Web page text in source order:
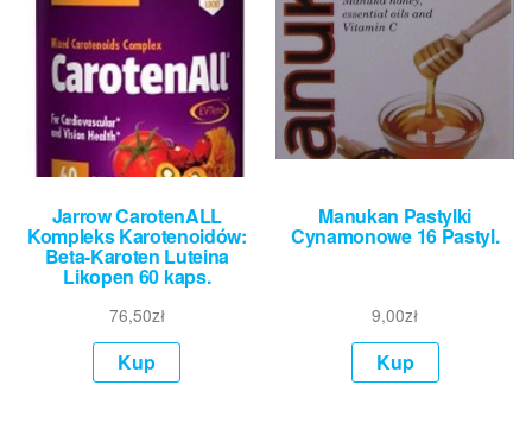
Jarrow CarotenALL
Kompleks Karotenoidów:
Beta-Karoten Luteina
Likopen 60 kaps.
76,50zł
Kup
Manukan Pastylki
Cynamonowe 16 Pastyl.
9,00zł
Kup